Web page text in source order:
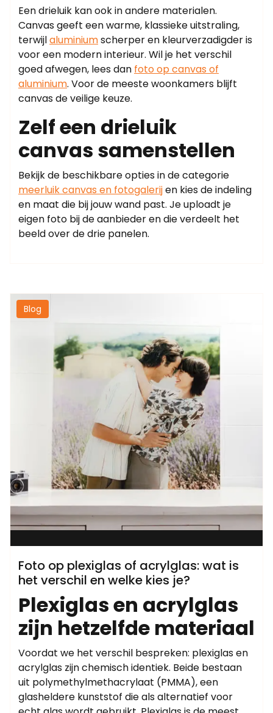
Een drieluik kan ook in andere materialen.
Canvas geeft een warme, klassieke uitstraling,
terwijlaluminiumscherper en kleurverzadigder is
voor een modern interieur. Wil je het verschil
goed afwegen, lees dan foto op canvas of
aluminium. Voor de meeste woonkamers blijft
canvas de veilige keuze.
Zelf een drieluik
canvas samenstellen
Bekijk de beschikbare opties in de categorie
meerluik canvas en fotogalerijen kies de indeling
en maat die bij jouw wand past. Je uploadt je
eigen foto bij de aanbieder en die verdeelt het
beeld over de drie panelen.
Blog
Foto op plexiglas of acrylglas: wat is
het verschil en welke kies je?
Plexiglas en acrylglas
zijn hetzelfde materiaal
Voordat we het verschil bespreken: plexiglas en
acrylglas zijn chemisch identiek. Beide bestaan
uit polymethylmethacrylaat (PMMA), een
glasheldere kunststof die als alternatief voor